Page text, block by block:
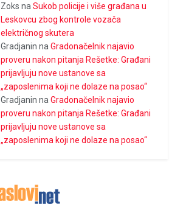
Zoks naSukob policije i više građana u
Leskovcu zbog kontrole vozača
električnog skutera
Gradjanin naGradonačelnik najavio
proveru nakon pitanja Rešetke: Građani
prijavljuju nove ustanove sa
„zaposlenima koji ne dolaze na posao“
Gradjanin naGradonačelnik najavio
proveru nakon pitanja Rešetke: Građani
prijavljuju nove ustanove sa
„zaposlenima koji ne dolaze na posao“